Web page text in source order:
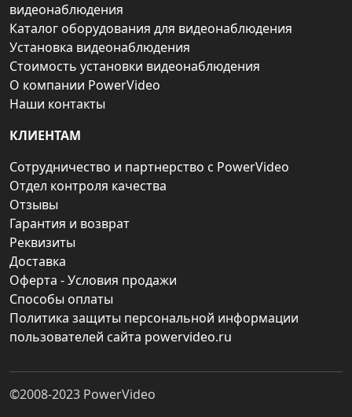
видеонаблюдения
Каталог оборудования для видеонаблюдения
Установка видеонаблюдения
Стоимость установки видеонаблюдения
О компании PowerVideo
Наши контакты
КЛИЕНТАМ
Сотрудничество и партнерство с PowerVideo
Отдел контроля качества
Отзывы
Гарантия и возврат
Реквизиты
Доставка
Оферта - Условия продажи
Способы оплаты
Политика защиты персональной информации
пользователей сайта powervideo.ru
©2008-2023 PowerVideo